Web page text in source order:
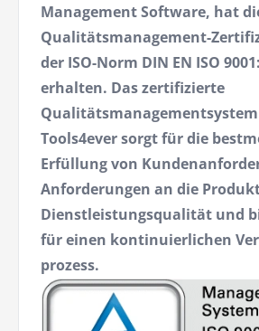
Management Software, hat
Qualitätsmanagement-
der ISO-Norm DIN EN ISO
erhalten. Das zertifizierte
Tools4ever sorgt für die
Erfüllung von
Anforderungen an die
Dienstleistungsqualität und
für einen kontinuierlichen
prozess.